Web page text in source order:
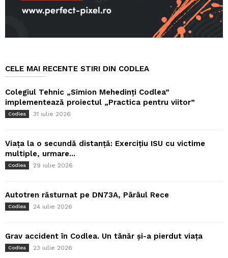
CELE MAI RECENTE STIRI DIN CODLEA
Colegiul Tehnic „Simion Mehedinți Codlea”
implementează proiectul „Practica pentru viitor”
Codlea 31 iulie 2026
Viața la o secundă distanță: Exercițiu ISU cu victime
multiple, urmare...
Codlea 29 iulie 2026
Autotren răsturnat pe DN73A, Pârâul Rece
Codlea 24 iulie 2026
Grav accident în Codlea. Un tânăr și-a pierdut viața
Codlea 23 iulie 2026